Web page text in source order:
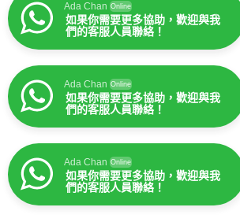
Ada Chan Online
如果你需要更多協助，歡迎與我
們的客服人員聯絡！
Ada Chan Online
如果你需要更多協助，歡迎與我
們的客服人員聯絡！
Ada Chan Online
如果你需要更多協助，歡迎與我
們的客服人員聯絡！